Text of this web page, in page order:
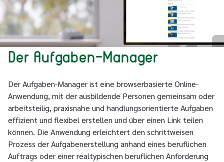
Der Aufgaben-Manager
Der Aufgaben-Manager ist eine browserbasierte Online-
Anwendung, mit der ausbildende Personen gemeinsam oder
arbeitsteilig, praxisnahe und handlungsorientierte Aufgaben
effizient und flexibel erstellen und über einen Link teilen
können. Die Anwendung erleichtert den schrittweisen
Prozess der Aufgabenerstellung anhand eines beruflichen
Auftrags oder einer realtypischen beruflichen Anforderung